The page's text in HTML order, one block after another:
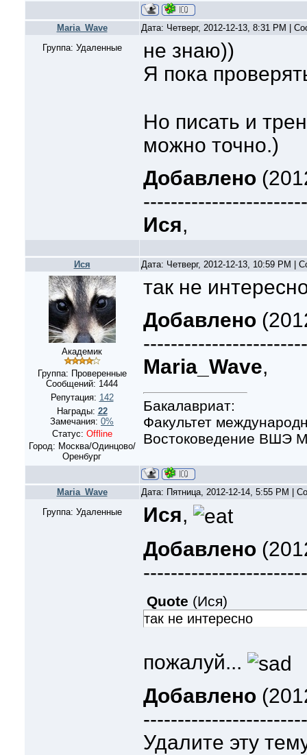
Maria_Wave
Дата: Четверг, 2012-12-13, 8:31 PM |
Группа: Удаленные
не знаю))
Я пока
Но писать и
можно точно.)
Добавлено
Ися,
Ися Дата: Четверг, 2012-12-13, 10:59 PM |
Академик
Группа: Проверенные
Сообщений: 1444
Репутация: 142
Награды: 22
Замечания: 0%
Статус: Offline
Город: Москва/Одинцово/
Оренбург
так не
Добавлено
Maria_Wave,
Бакалавриат:
Факультет
Востоковедение ВШЭ
Maria_Wave
Дата: Пятница, 2012-12-14, 5:55 PM |
Группа: Удаленные
Ися,
Добавлено
Quote (Ися)
так не интересно
пожалуй...
Добавлено
Удалите эту